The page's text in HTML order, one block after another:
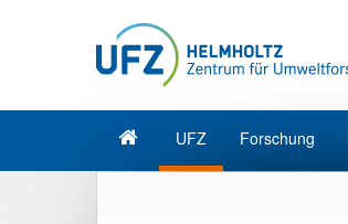
UFZ Forschung